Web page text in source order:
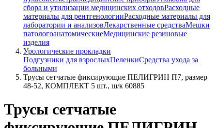
сбора и утилизации медицинских отходовРасходные
материалы для рентгенологииРасходные материалы для
лаборатории и анализовЛекарственные средстваМешки
патологоанатомическиеМедицинские резиновые
изделия
Урологические прокладки
Подгузники для взрослыхПеленкиСредства ухода за
больными
Трусы сетчатые фиксирующие ПЕЛИГРИН П7, размер
48-52, КОМПЛЕКТ 5 шт., ш/к 60885
Трусы сетчатые